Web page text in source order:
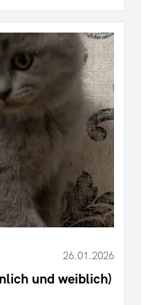
26.01.2026
und weiblich)